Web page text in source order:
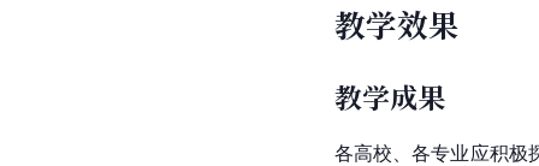
教学效果
教学成果
各高校、各专业应积极